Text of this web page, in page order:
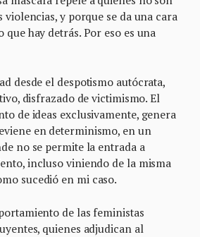
violencias, y porque se da una cara
que hay detrás. Por eso es una
desde el despotismo autócrata,
disfrazado de victimismo. El
de ideas exclusivamente, genera
en determinismo, en un
no se permite la entrada a
incluso viniendo de la misma
sucedió en mi caso.
de las feministas
quienes adjudican al